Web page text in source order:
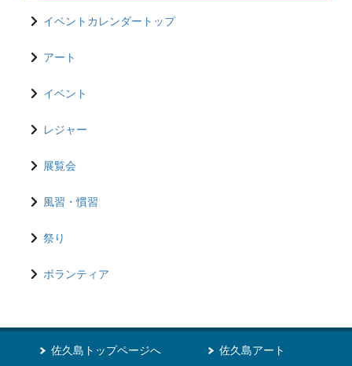
イベントカレンダートップ
アート
イベント
レジャー
展覧会
風習・慣習
祭り
ボランティア
佐久島トップページへ 佐久島アート